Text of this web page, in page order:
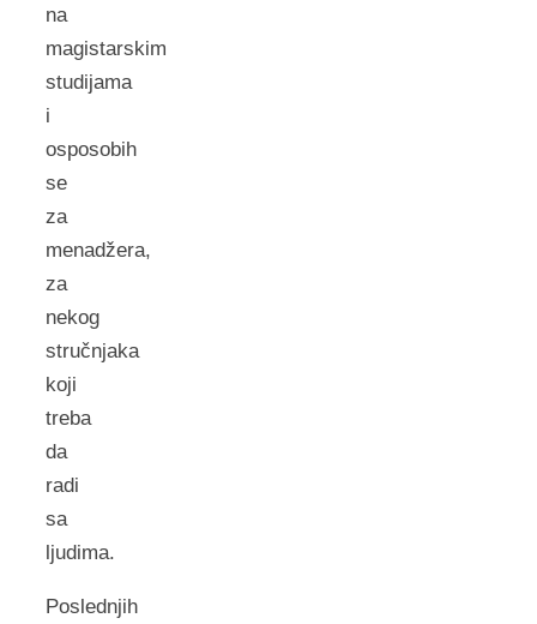
na
magistarskim
studijama
i
osposobih
se
za
menadžera,
za
nekog
stručnjaka
koji
treba
da
radi
sa
ljudima.
Poslednjih